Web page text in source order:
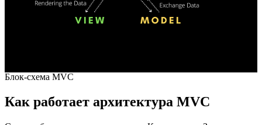
Блок-схема MVC
Как работает архитектура MVC